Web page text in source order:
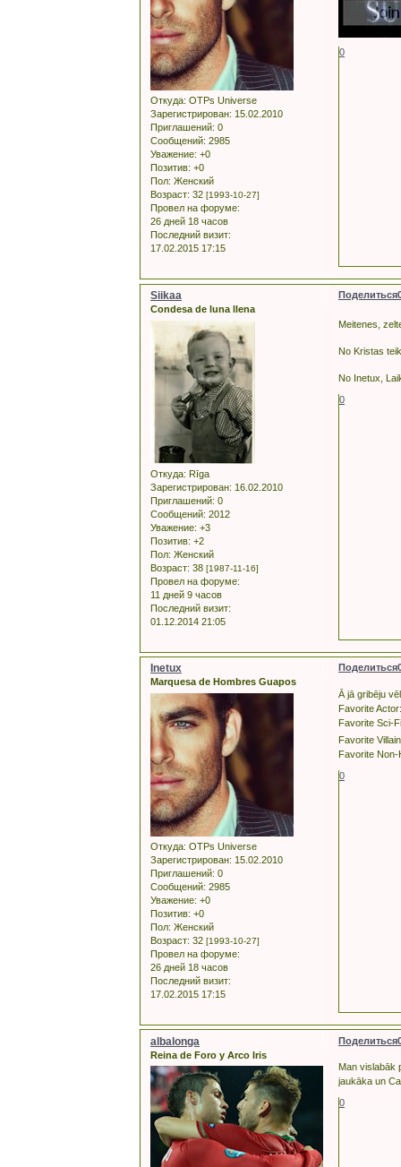
Откуда: OTPs Universe
Зарегистрирован: 15.02.2010
Приглашений: 0
Сообщений: 2985
Уважение: +0
Позитив: +0
Пол: Женский
Возраст: 32 [1993-10-27]
Провел на форуме:
26 дней 18 часов
Последний визит:
17.02.2015 17:15
0
Поделиться
Siikaa
Condesa de luna llena
Откуда: Rīga
Зарегистрирован: 16.02.2010
Приглашений: 0
Сообщений: 2012
Уважение: +3
Позитив: +2
Пол: Женский
Возраст: 38 [1987-11-16]
Провел на форуме:
11 дней 9 часов
Последний визит:
01.12.2014 21:05
Meitenes,
No Kristas
No Inetux,
0
Поделиться
Inetux
Marquesa de Hombres Guapos
Откуда: OTPs Universe
Зарегистрирован: 15.02.2010
Приглашений: 0
Сообщений: 2985
Уважение: +0
Позитив: +0
Пол: Женский
Возраст: 32 [1993-10-27]
Провел на форуме:
26 дней 18 часов
Последний визит:
17.02.2015 17:15
Ā jā gribēju
Favorite
Favorite Sci-
Favorite
Favorite
0
Поделиться
albalonga
Reina de Foro y Arco Iris
Man vislabāk
jaukāka un
0